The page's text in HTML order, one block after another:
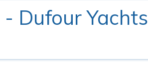
- Dufour Yachts